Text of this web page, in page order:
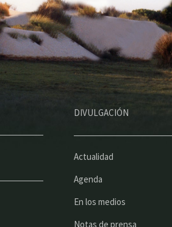
DIVULGACIÓN
Actualidad
Agenda
En los medios
Notas de prensa